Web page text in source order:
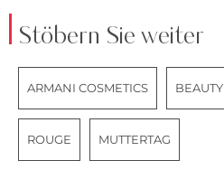
Stöbern Sie weiter
ARMANI COSMETICS BEAUTY
ROUGE MUTTERTAG